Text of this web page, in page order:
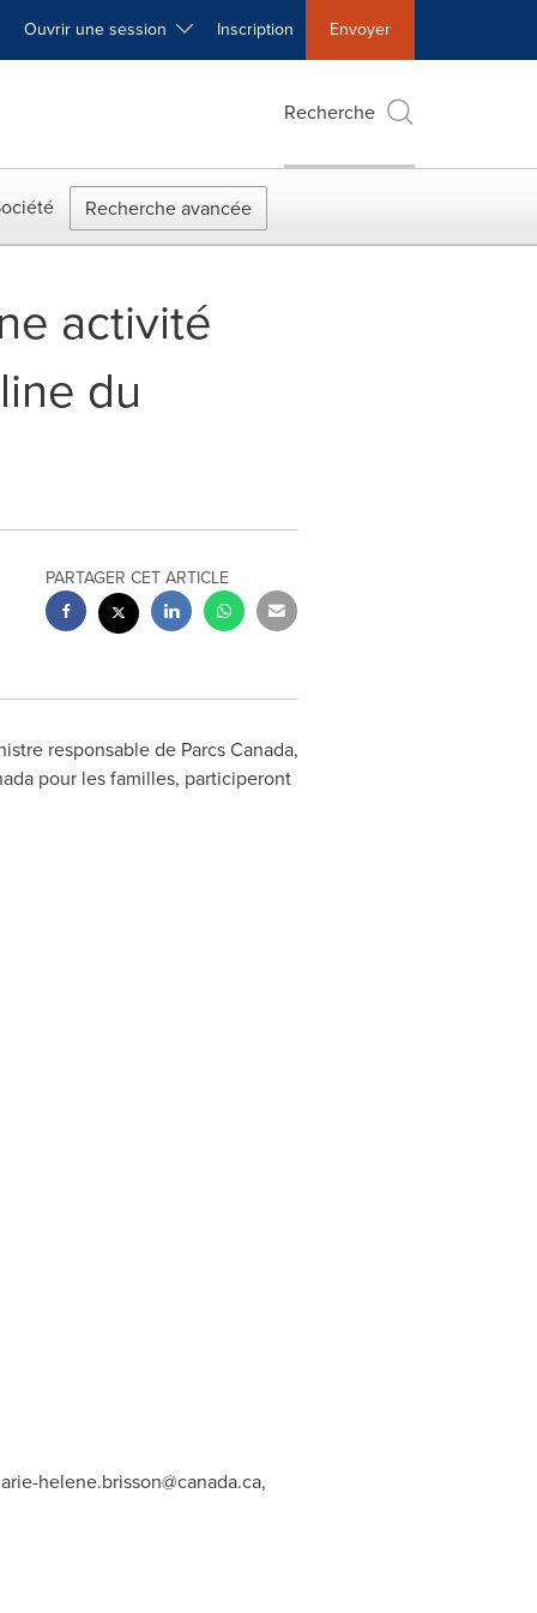
Ouvrir une session Inscription Envoyer
Recherche
Recherche avancée
activité
du
PARTAGER CET ARTICLE
responsable de Parcs Canada,
pour les familles, participeront
helene.brisson@canada.ca,